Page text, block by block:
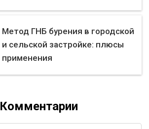
Метод ГНБ бурения в городской
и сельской застройке: плюсы
применения
Комментарии